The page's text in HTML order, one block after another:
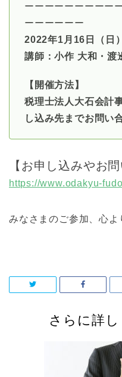
ーーーーーーーーー
ーーーーーー
2022年1月16日（日
講師：小作 大和・渡
【開催方法】
税理士法人大石会計
し込み先までお問い
【お申し込みやお問
https://www.odakyu-
みなさまのご参加、心よ
さらに詳